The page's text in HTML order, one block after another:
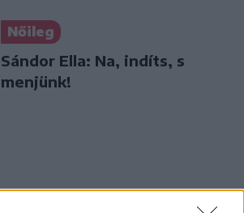
Nőileg
Sándor Ella: Na, indíts, s
menjünk!